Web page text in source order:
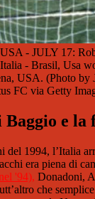
- JULY 17:
- Brasil, Usa
USA. (Photo by
FC via Getty
e la
del 1994, l’Italia
era piena di
'94), Donadoni,
che